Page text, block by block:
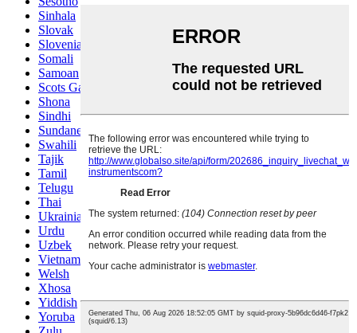
Sinhala
Slovak
Slovenian
Somali
Samoan
Scots Gaelic
Shona
Sindhi
Sundanese
Swahili
Tajik
Tamil
Telugu
Thai
Ukrainian
Urdu
Uzbek
Vietnamese
Welsh
Xhosa
Yiddish
Yoruba